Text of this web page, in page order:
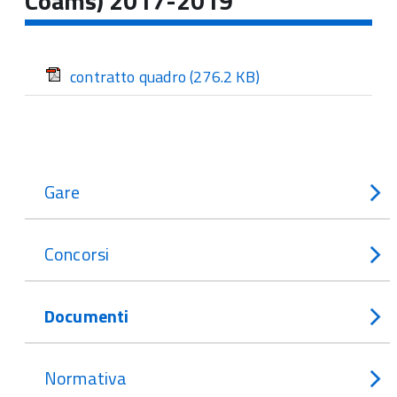
contratto quadro(276.2 KB)
Gare
Concorsi
Documenti
Normativa